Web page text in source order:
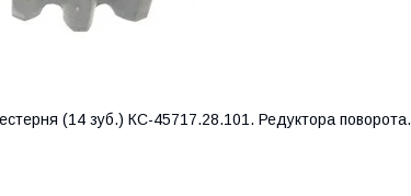
(14 зуб.) КС-45717.28.101. Редуктора поворота.